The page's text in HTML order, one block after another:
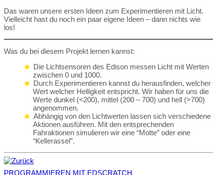
Das waren unsere ersten Ideen zum Experimentieren mit Licht.
Vielleicht hast du noch ein paar eigene Ideen – dann nichts wie
los!
Was du bei diesem Projekt lernen kannst:
Die Lichtsensoren des Edison messen Licht mit Werten
zwischen 0 und 1000.
Durch Experimentieren kannst du herausfinden, welcher
Wert welcher Helligkeit entspricht. Wir haben für uns die
Werte dunkel (<200), mittel (200 – 700) und hell (>700)
angenommen.
Abhängig von den Lichtwerten lassen sich verschiedene
Aktionen ausführen. Mit den entsprechenden
Fahraktionen simulieren wir eine “Motte” oder eine
“Kellerassel”.
PROGRAMMIEREN MIT EDSCRATCH